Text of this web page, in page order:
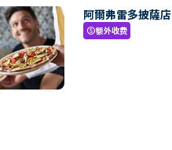
阿爾弗雷多披薩店
paid额外收费